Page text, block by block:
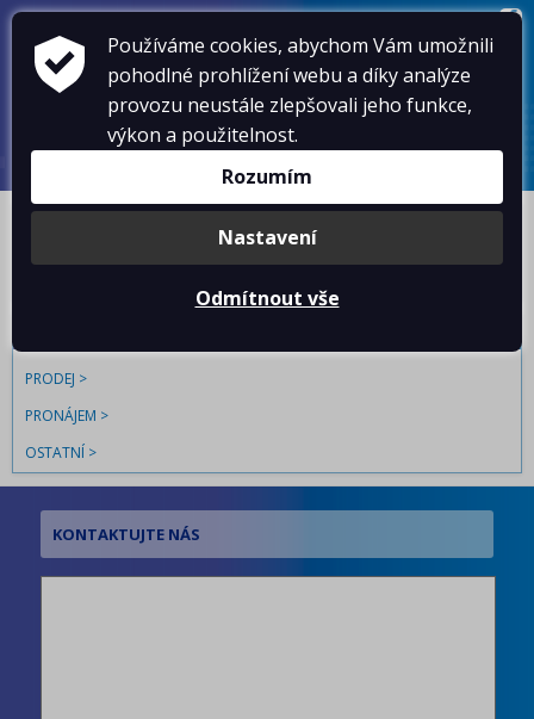
KONTAKTY
NOVINKY
AKTUÁLNĚ
O NÁS
PRODEJ
PRONÁJEM
OSTATNÍ
Používáme cookies, abychom Vám umožnili
pohodlné prohlížení webu a díky analýze
provozu neustále zlepšovali jeho funkce,
výkon a použitelnost.
Rozumím
Nastavení
Odmítnout vše